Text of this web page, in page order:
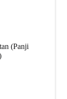
(Panji